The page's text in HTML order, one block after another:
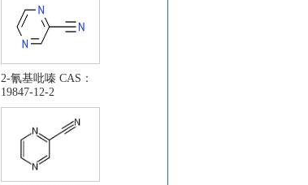
2-氰基吡嗪 CAS：
19847-12-2